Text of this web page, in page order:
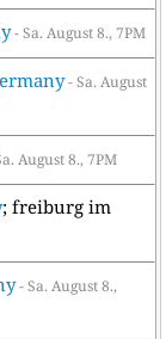
- Sa. August 8., 7PM
- Sa. August
August 8., 7PM
; freiburg im
- Sa. August 8.,